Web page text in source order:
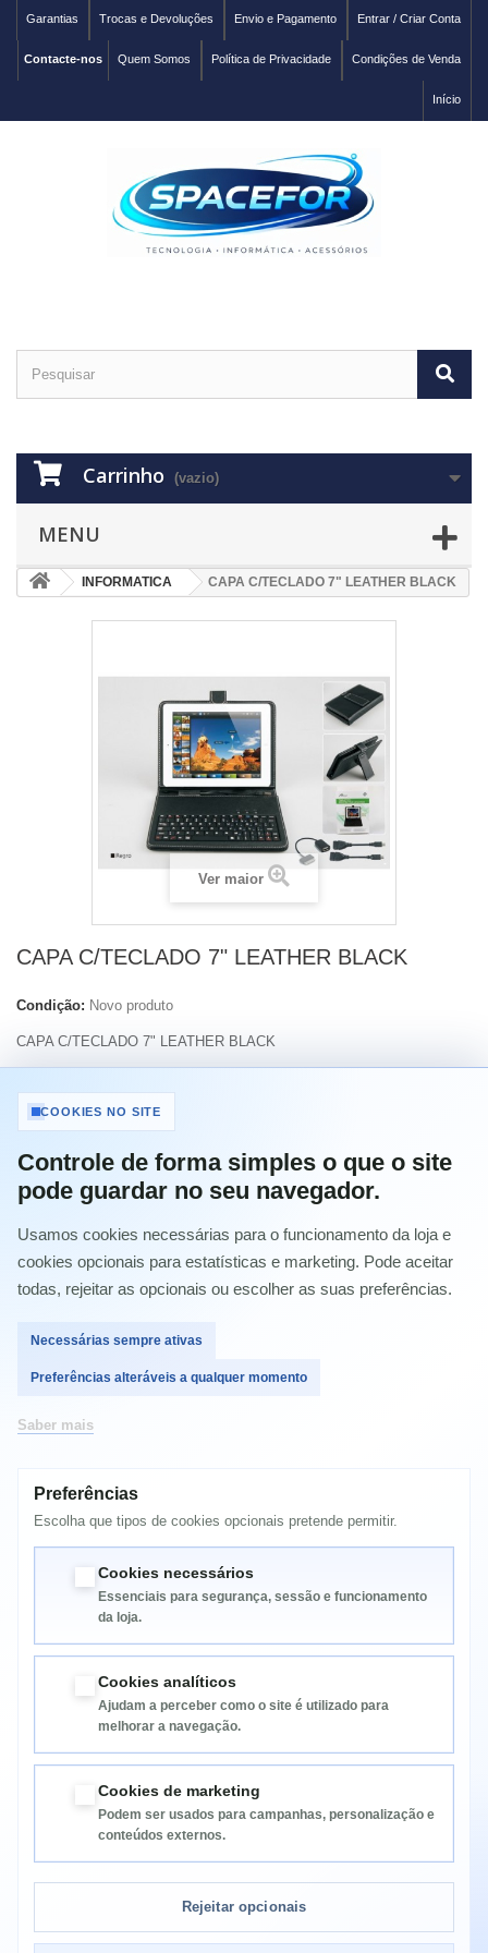
Entrar / Criar Conta
Envio e Pagamento
Trocas e Devoluções
Garantias
Condições de Venda
Política de Privacidade
Quem Somos
Contacte-nos
Início
Carrinho (vazio)
MENU
INFORMATICA CAPA C/TECLADO 7" LEATHER BLACK
Ver maior
CAPA C/TECLADO 7" LEATHER BLACK
Condição: Novo produto
CAPA C/TECLADO 7" LEATHER BLACK
Imprimir
12,18 €com IVA
Quantidade
MAIS INFORMAÇÃO
Informação
Categorias
Informação da Loja
COOKIES NO SITE
Controle de forma simples o que o site
pode guardar no seu navegador.
Usamos cookies necessárias para o funcionamento da loja e
cookies opcionais para estatísticas e marketing. Pode aceitar
todas, rejeitar as opcionais ou escolher as suas preferências.
Necessárias sempre ativas
Preferências alteráveis a qualquer momento
Saber mais
Preferências
Escolha que tipos de cookies opcionais pretende permitir.
Cookies necessários
Essenciais para segurança, sessão e funcionamento
da loja.
Cookies analíticos
Ajudam a perceber como o site é utilizado para
melhorar a navegação.
Cookies de marketing
Podem ser usados para campanhas, personalização e
conteúdos externos.
Rejeitar opcionais